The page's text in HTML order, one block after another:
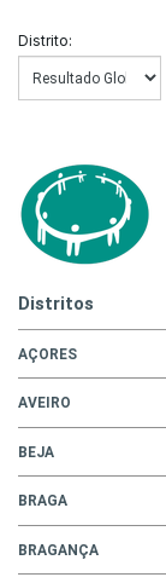
Distrito:
Distritos
AÇORES
AVEIRO
BEJA
BRAGA
BRAGANÇA